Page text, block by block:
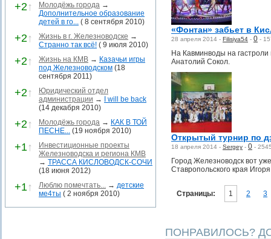
+2↑ Молодёжь города →
Дополнительное образование
детей в го... ( 8 сентября 2010)
+2↑ Жизнь в г. Железноводске →
Странно так всё! ( 9 июля 2010)
+2↑ Жизнь на КМВ → Казачьи игры
под Железноводском (18
сентября 2011)
+2↑
Юридический отдел
администрации →
I will be back
(14 декабря 2010)
+2↑ Молодёжь города → КАК В ТОЙ
ПЕСНЕ... (19 ноября 2010)
+1↑
Инвестиционные проекты
Железноводска и региона КМВ
→ ТРАССА КИСЛОВОДСК-СОЧИ
(18 июня 2012)
+1↑ Люблю помечтать... → детские
ме4ты ( 2 ноября 2010)
«Фонтан» забьет в
28 апреля 2014 - Filisiya54 - 0 -
На Кавминводы на
Анатолий Сокол.
Открытый турнир по
18 апреля 2014 - Sergey - 0 -
Город Железноводск вот
Ставропольского края
Страницы: 1 2 3
ПОНРАВИЛОСЬ?